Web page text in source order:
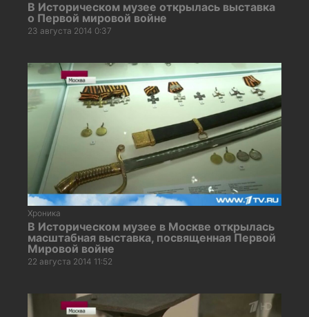
В Историческом музее открылась выставка
о Первой мировой войне
23 августа 2014 0:37
Хроника
В Историческом музее в Москве открылась
масштабная выставка, посвященная Первой
Мировой войне
22 августа 2014 11:52